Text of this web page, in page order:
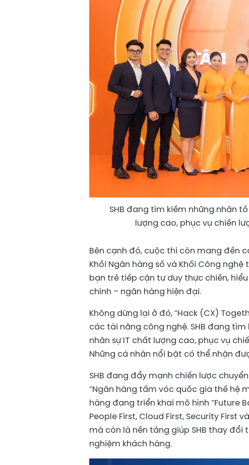
SHB đang tìm kiếm những nhân
lượng cao, phục vụ chiến
Bên cạnh đó, cuộc thi còn mang đến
Khối Ngân hàng số và Khối Công
bạn trẻ tiếp cận tư duy thực chiến,
chính – ngân hàng hiện đại.
Không dừng lại ở đó, “Hack (CX)
các tài năng công nghệ. SHB đang
nhân sự IT chất lượng cao, phục vụ
Những cá nhân nổi bật có thể nhận
SHB đang đẩy mạnh chiến lược
“Ngân hàng tầm vóc quốc gia thế hệ
hàng đang triển khai mô hình “Future
People First, Cloud First, Security First
mà còn là nền tảng giúp SHB thay
nghiệm khách hàng.